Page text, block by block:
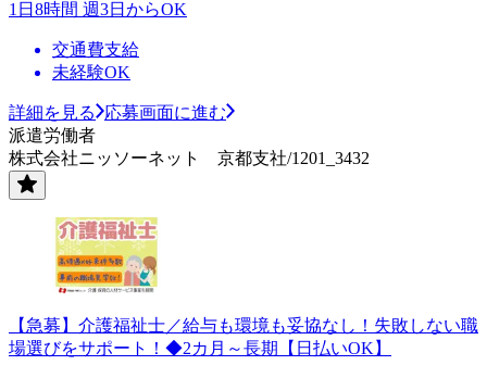
1日8時間 週3日からOK
交通費支給
未経験OK
詳細を見る
応募画面に進む
派遣労働者
株式会社ニッソーネット 京都支社/1201_3432
【急募】介護福祉士／給与も環境も妥協なし！失敗しない職
場選びをサポート！◆2カ月～長期【日払いOK】